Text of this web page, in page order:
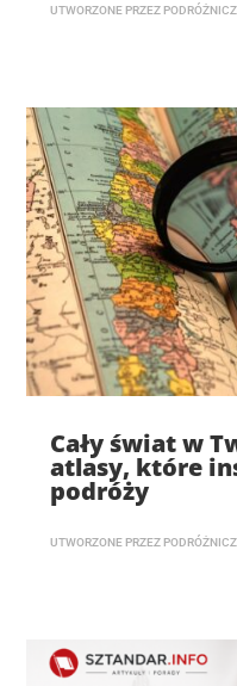
UTWORZONE PRZEZ
Cały świat w
atlasy, które
podróży
UTWORZONE PRZEZ